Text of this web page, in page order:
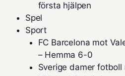
första hjälpen
Spel
Sport
FC Barcelona mot
– Hemma 6-0
Sverige damer